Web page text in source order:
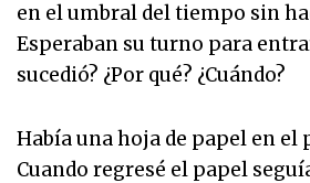
en el umbral del tiempo sin
Esperaban su turno para
sucedió? ¿Por qué? ¿Cuándo?
Había una hoja de papel en el
Cuando regresé el papel